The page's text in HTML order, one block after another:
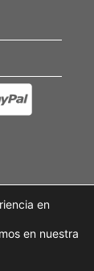
en
en nuestra